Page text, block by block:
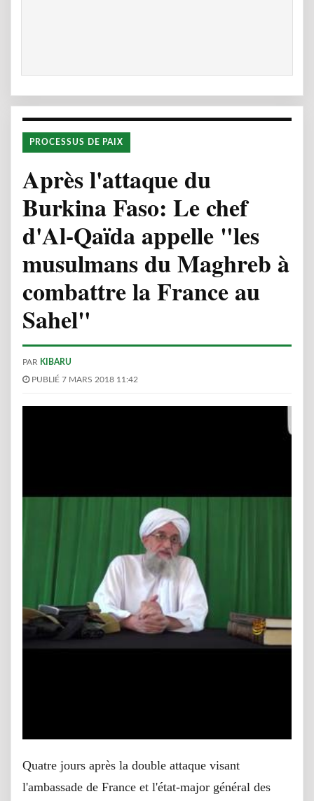
PROCESSUS DE PAIX
Après l'attaque du
Burkina Faso: Le chef
d'Al-Qaïda appelle "les
musulmans du Maghreb à
combattre la France au
Sahel"
PAR KIBARU
PUBLIÉ 7 MARS 2018 11:42
Quatre jours après la double attaque visant
l'ambassade de France et l'état-major général des